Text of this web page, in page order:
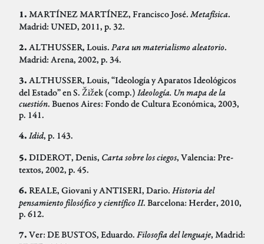
1. MARTÍNEZ MARTÍNEZ, Francisco José.Metafísica.
Madrid: UNED, 2011, p. 32.
2. ALTHUSSER, Louis. Para un materialismo aleatorio.
Madrid: Arena, 2002, p. 34.
3. ALTHUSSER, Louis, “Ideología y Aparatos Ideológicos
del Estado” en S. Žižek (comp.) Ideología. Un mapa de la
cuestión. Buenos Aires: Fondo de Cultura Económica, 2003,
p. 141.
4. Idid, p. 143.
5. DIDEROT, Denis, Carta sobre los ciegos, Valencia: Pre-
textos, 2002, p. 45.
6. REALE, Giovani y ANTISERI, Dario. Historia del
pensamiento filosófico y científico II. Barcelona: Herder, 2010,
p. 612.
7. Ver: DE BUSTOS, Eduardo. Filosofía del lenguaje, Madrid: